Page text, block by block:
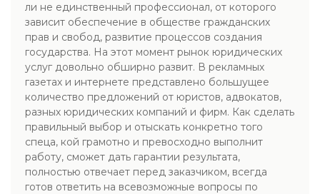
ли не единственный профессионал, от которого
зависит обеспечение в обществе гражданских
прав и свобод, развитие процессов создания
государства. На этот момент рынок юридических
услуг довольно обширно развит. В рекламных
газетах и интернете представлено большущее
количество предложений от юристов, адвокатов,
разных юридических компаний и фирм. Как сделать
правильный выбор и отыскать конкретно того
спеца, кой грамотно и превосходно выполнит
работу, сможет дать гарантии результата,
полностью отвечает перед заказчиком, всегда
готов ответить на всевозможные вопросы по